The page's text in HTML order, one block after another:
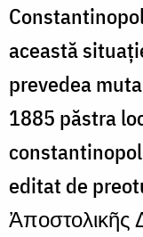
această
prevedea
1885 păstra
editat de
Ἀποστολικῆς